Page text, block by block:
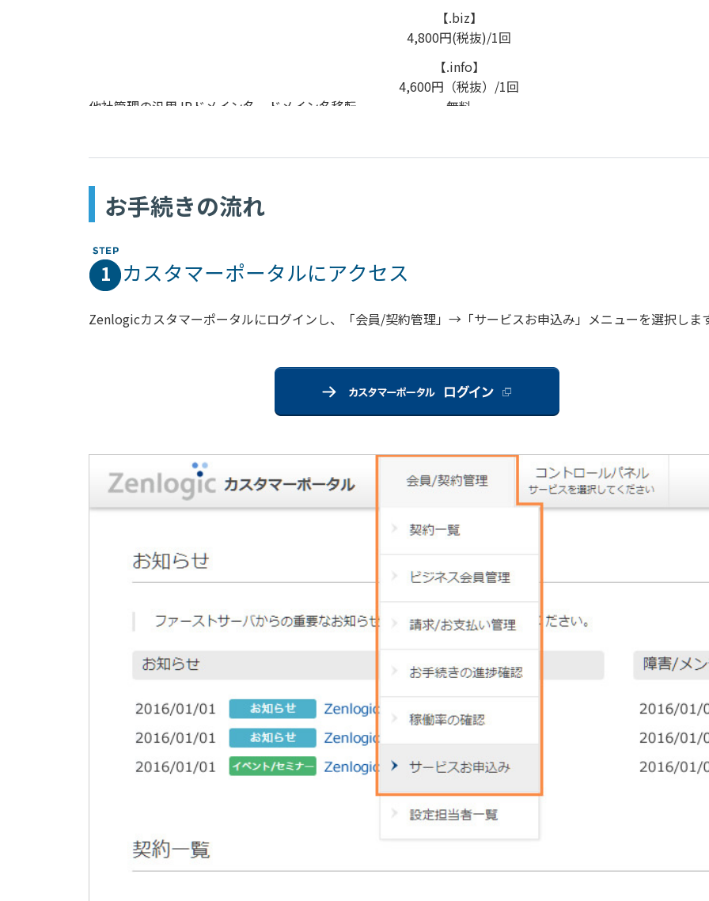
【.biz】
4,800円(税抜)/1回
【.info】
4,600円（税抜）/1回
他社管理の汎用JPドメイン名
ドメイン名移転
無料
お手続きの流れ
1 カスタマーポータルにアクセス
Zenlogicカスタマーポータルにログインし、「会員/契約管理」→「サービスお申込み」メニューを選択しま